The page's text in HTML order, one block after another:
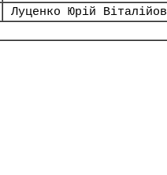
Луценко Юрій